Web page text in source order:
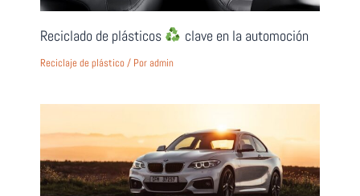
Reciclado de plásticos clave en la automoción
Reciclaje de plástico/ Poradmin